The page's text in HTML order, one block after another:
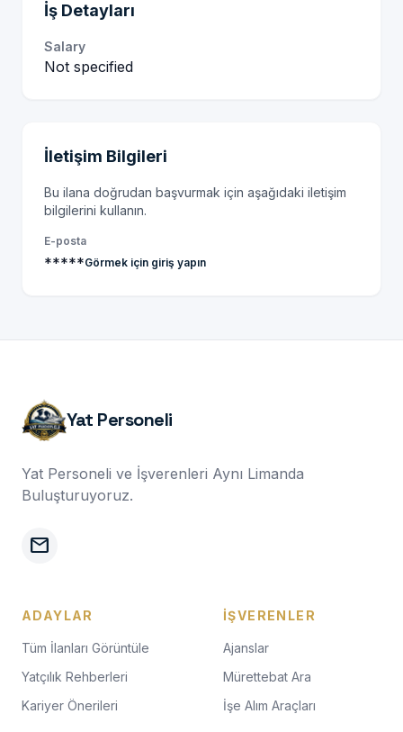
İş Detayları
Salary
Not specified
İletişim Bilgileri
Bu ilana doğrudan başvurmak için aşağıdaki iletişim
bilgilerini kullanın.
E-posta
*****Görmek için giriş yapın
Yat Personeli
Yat Personeli ve İşverenleri Aynı Limanda
Buluşturuyoruz.
mail
ADAYLAR
Tüm İlanları Görüntüle
Yatçılık Rehberleri
Kariyer Önerileri
İŞVERENLER
Ajanslar
Mürettebat Ara
İşe Alım Araçları